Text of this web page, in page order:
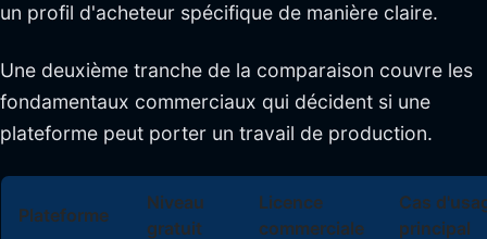
un profil d'acheteur spécifique de manière claire.
Une deuxième tranche de la comparaison couvre les
fondamentaux commerciaux qui décident si une
plateforme peut porter un travail de production.
Plateforme
Niveau
gratuit
Licence
commerciale
Cas
principal